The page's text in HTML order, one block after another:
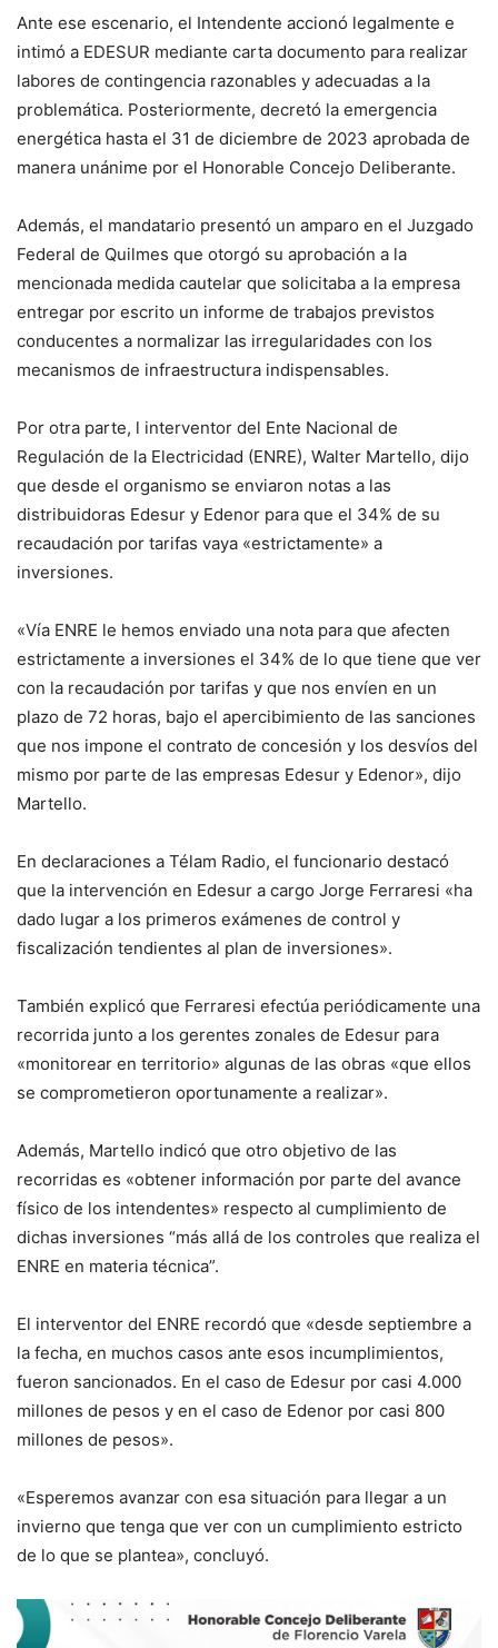
Ante ese escenario, el Intendente accionó legalmente e
intimó a EDESUR mediante carta documento para realizar
labores de contingencia razonables y adecuadas a la
problemática. Posteriormente, decretó la emergencia
energética hasta el 31 de diciembre de 2023 aprobada de
manera unánime por el Honorable Concejo Deliberante.
Además, el mandatario presentó un amparo en el Juzgado
Federal de Quilmes que otorgó su aprobación a la
mencionada medida cautelar que solicitaba a la empresa
entregar por escrito un informe de trabajos previstos
conducentes a normalizar las irregularidades con los
mecanismos de infraestructura indispensables.
Por otra parte, l interventor del Ente Nacional de
Regulación de la Electricidad (ENRE), Walter Martello, dijo
que desde el organismo se enviaron notas a las
distribuidoras Edesur y Edenor para que el 34% de su
recaudación por tarifas vaya «estrictamente» a
inversiones.
«Vía ENRE le hemos enviado una nota para que afecten
estrictamente a inversiones el 34% de lo que tiene que ver
con la recaudación por tarifas y que nos envíen en un
plazo de 72 horas, bajo el apercibimiento de las sanciones
que nos impone el contrato de concesión y los desvíos del
mismo por parte de las empresas Edesur y Edenor», dijo
Martello.
En declaraciones a Télam Radio, el funcionario destacó
que la intervención en Edesur a cargo Jorge Ferraresi «ha
dado lugar a los primeros exámenes de control y
fiscalización tendientes al plan de inversiones».
También explicó que Ferraresi efectúa periódicamente una
recorrida junto a los gerentes zonales de Edesur para
«monitorear en territorio» algunas de las obras «que ellos
se comprometieron oportunamente a realizar».
Además, Martello indicó que otro objetivo de las
recorridas es «obtener información por parte del avance
físico de los intendentes» respecto al cumplimiento de
dichas inversiones “más allá de los controles que realiza el
ENRE en materia técnica”.
El interventor del ENRE recordó que «desde septiembre a
la fecha, en muchos casos ante esos incumplimientos,
fueron sancionados. En el caso de Edesur por casi 4.000
millones de pesos y en el caso de Edenor por casi 800
millones de pesos».
«Esperemos avanzar con esa situación para llegar a un
invierno que tenga que ver con un cumplimiento estricto
de lo que se plantea», concluyó.